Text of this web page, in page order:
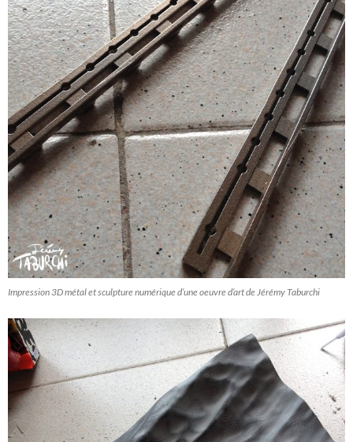
Impression 3D métal et sculpture numérique d’une oeuvre d’art de Jérémy Taburchi